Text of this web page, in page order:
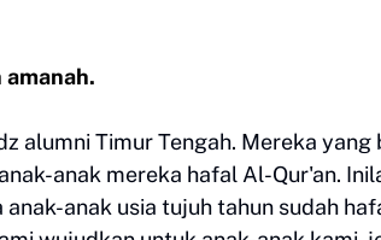
amanah.
alumni Timur Tengah. Mereka yang
anak mereka hafal Al-Qur'an.
anak usia tujuh tahun sudah